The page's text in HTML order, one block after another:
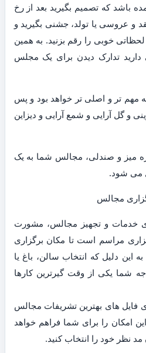
باشد که تصمیم بگیرید بعد از رخ
و عروسی یا تولد، جشنی بگیرید و
لحظاتی خوبی را رقم بزنید. به همین
تدارک دیدن برای یک مجلس
مهم تر و اصلی تر خواهد بود و پس
و گل آرایی و شمع آرایی و دیزاین
میز و صندلی، مجالس شما به یک
می شود.
مجالس
خدمات و تجهیز مجالس، مشورت
مراسم است تا مکان برگزاری
این دلیل که انتخاب سالن، باغ یا
شما یکی از وقت گیرترین کارها
فایل های بهترین تشریفات مجالس
این امکان را برای شما فراهم خواهد
نظر خود را انتخاب کنید.